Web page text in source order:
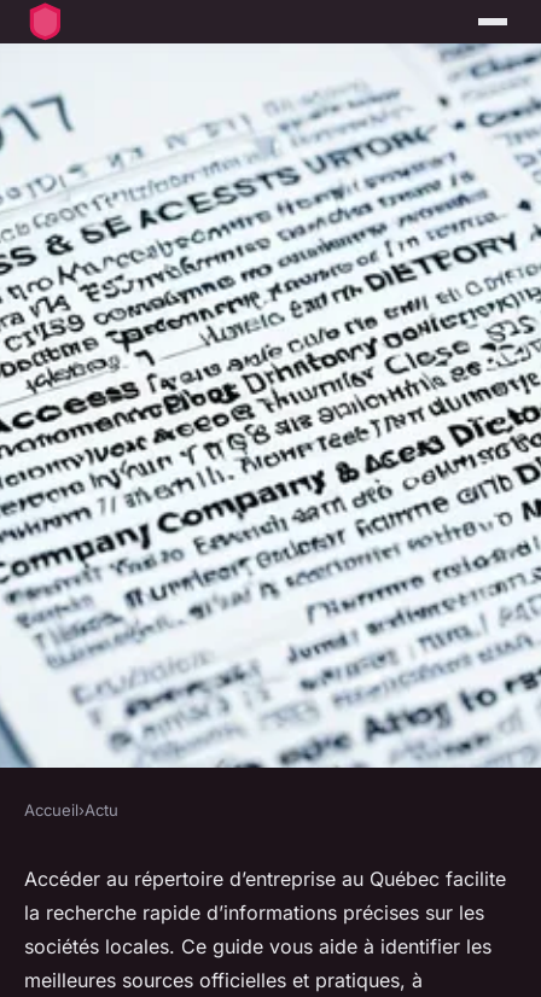
Comment accéder au
répertoire d'entreprise au
québec ?
Accueil›Actu
Accéder au répertoire d’entreprise au Québec facilite
la recherche rapide d’informations précises sur les
sociétés locales. Ce guide vous aide à identifier les
meilleures sources officielles et pratiques, à